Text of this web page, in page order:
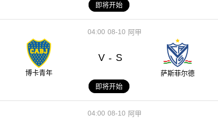
即将开始
08-10
04:00 阿甲
博卡青年
V - S
萨斯菲尔德
即将开始
08-10
04:00 阿甲